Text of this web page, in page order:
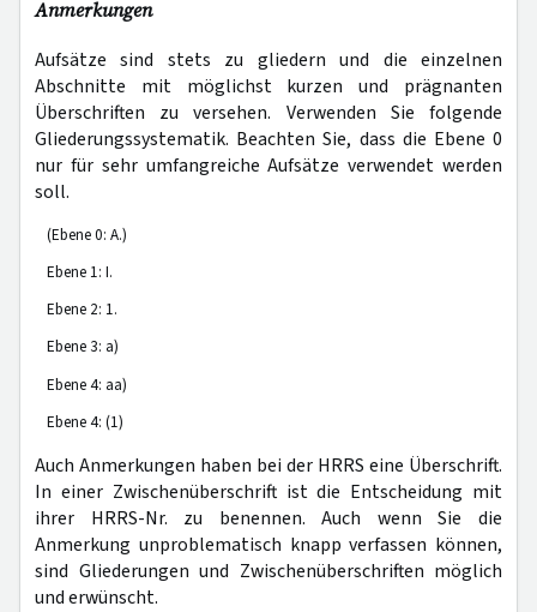
Anmerkungen
Aufsätze sind stets zu gliedern und die einzelnen
Abschnitte mit möglichst kurzen und prägnanten
Überschriften zu versehen. Verwenden Sie folgende
Gliederungssystematik. Beachten Sie, dass die Ebene 0
nur für sehr umfangreiche Aufsätze verwendet werden
soll.
(Ebene 0: A.)
Ebene 1: I.
Ebene 2: 1.
Ebene 3: a)
Ebene 4: aa)
Ebene 4: (1)
Auch Anmerkungen haben bei der HRRS eine Überschrift.
In einer Zwischenüberschrift ist die Entscheidung mit
ihrer HRRS-Nr. zu benennen. Auch wenn Sie die
Anmerkung unproblematisch knapp verfassen können,
sind Gliederungen und Zwischenüberschriften möglich
und erwünscht.